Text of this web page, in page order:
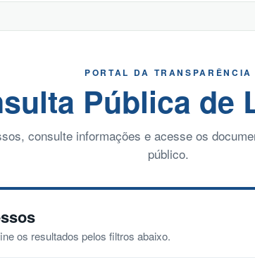
PORTAL DA TRANSPARÊNCIA
Pública de
consulte informações e acesse os
público.
os resultados pelos filtros abaixo.